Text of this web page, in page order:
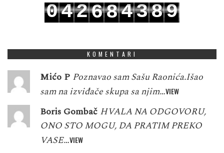
042684389
KOMENTARI
Mićo P Poznavao sam Sašu Raonića.Išao
sam na izviđače skupa sa njim…VIEW
Boris Gombač HVALA NA ODGOVORU,
ONO STO MOGU, DA PRATIM PREKO
VASE…VIEW